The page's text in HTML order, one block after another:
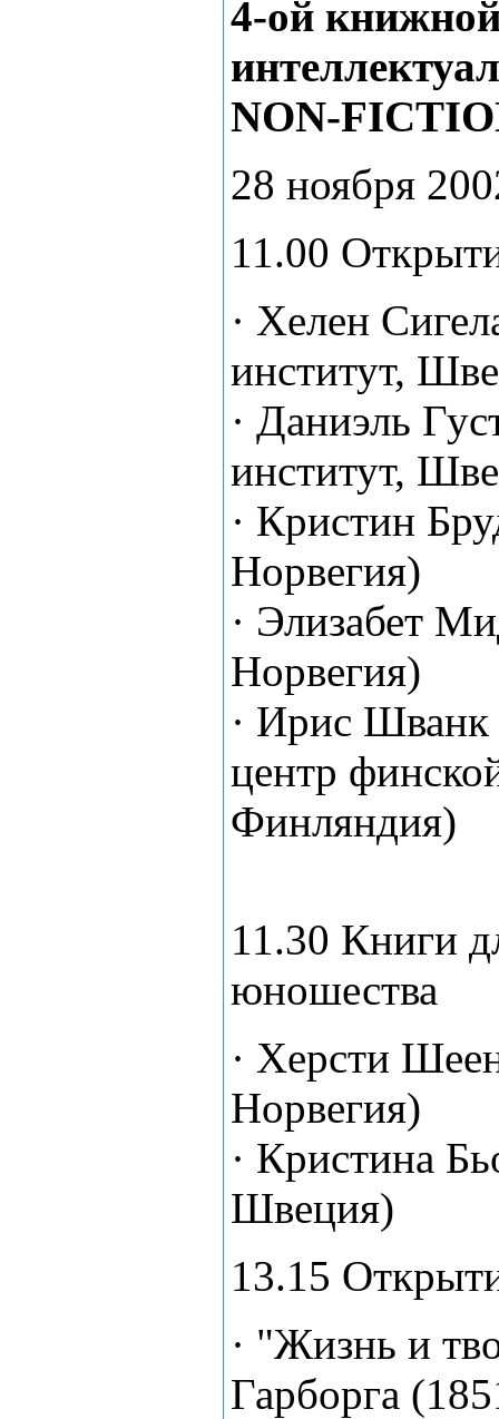
4-ой
NON-
28 ноября
11.00
· Хелен
институт,
· Даниэль
институт,
· Кристин
Норвегия)
· Элизабет
Норвегия)
· Ирис
центр
Финляндия)
11.30 Книги
юношества
· Херсти
Норвегия)
· Кристина
Швеция)
13.15
· "Жизнь и
Гарборга